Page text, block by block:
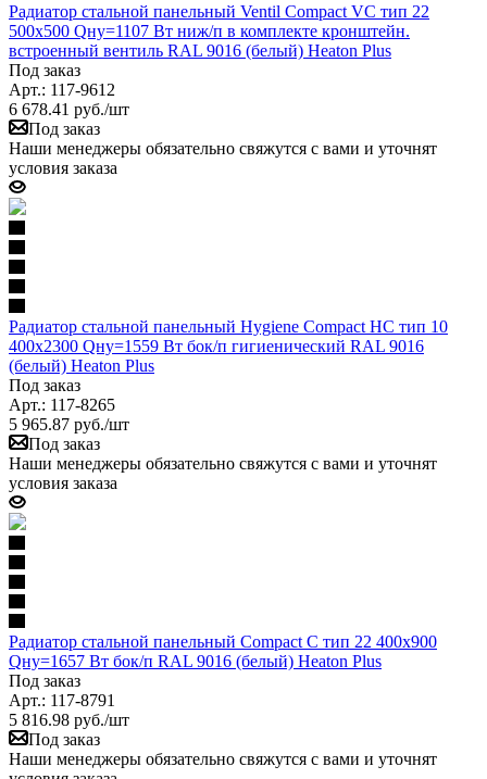
Радиатор стальной панельный Ventil Compact VC тип 22
500х500 Qну=1107 Вт ниж/п в комплекте кронштейн.
встроенный вентиль RAL 9016 (белый) Heaton Plus
Под заказ
Арт.: 117-9612
6 678.41 руб./шт
Под заказ
Наши менеджеры обязательно свяжутся с вами и уточнят
условия заказа
Радиатор стальной панельный Hygiene Compact HC тип 10
400х2300 Qну=1559 Вт бок/п гигиенический RAL 9016
(белый) Heaton Plus
Под заказ
Арт.: 117-8265
5 965.87 руб./шт
Под заказ
Наши менеджеры обязательно свяжутся с вами и уточнят
условия заказа
Радиатор стальной панельный Compact C тип 22 400х900
Qну=1657 Вт бок/п RAL 9016 (белый) Heaton Plus
Под заказ
Арт.: 117-8791
5 816.98 руб./шт
Под заказ
Наши менеджеры обязательно свяжутся с вами и уточнят